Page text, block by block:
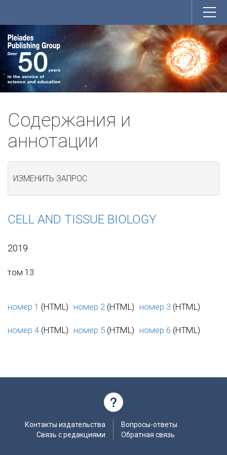
Содержания и
аннотации
ИЗМЕНИТЬ ЗАПРОС
CELL AND TISSUE BIOLOGY
2019
том 13
номер 1 (HTML) номер 2 (HTML) номер 3 (HTML)
номер 4 (HTML) номер 5 (HTML) номер 6 (HTML)
Контакты издательства
Связь с редакциями
Вопросы-ответы
Обратная связь